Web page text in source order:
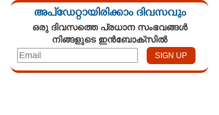
അപ്ഡേറ്റായിരിക്കാം ദിവസവും
ഒരു ദിവസത്തെ പ്രധാന സംഭവങ്ങൾ
നിങ്ങളുടെ ഇൻബോക്സിൽ